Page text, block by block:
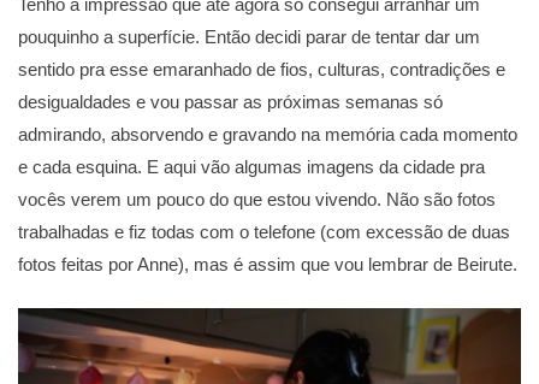
Tenho a impressão que até agora só consegui arranhar um
pouquinho a superfície. Então decidi parar de tentar dar um
sentido pra esse emaranhado de fios, culturas, contradições e
desigualdades e vou passar as próximas semanas só
admirando, absorvendo e gravando na memória cada momento
e cada esquina. E aqui vão algumas imagens da cidade pra
vocês verem um pouco do que estou vivendo. Não são fotos
trabalhadas e fiz todas com o telefone (com excessão de duas
fotos feitas por Anne), mas é assim que vou lembrar de Beirute.